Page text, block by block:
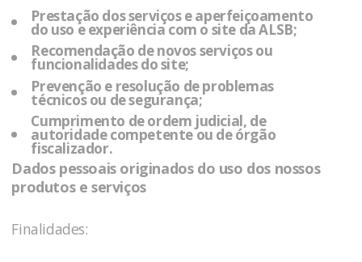
Prestação dos serviços e aperfeiçoamento
do uso e experiência com o site daALSB;
Recomendação de novos serviços ou
funcionalidades do site;
Prevenção e resolução de problemas
técnicos ou de segurança;
Cumprimento de ordem judicial, de
autoridade competente ou de órgão
fiscalizador.
Dados pessoais originados do uso dos nossos
produtos e serviços
Finalidades: